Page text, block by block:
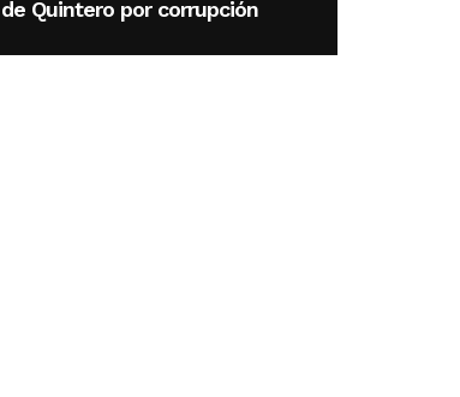
de Quintero por corrupción